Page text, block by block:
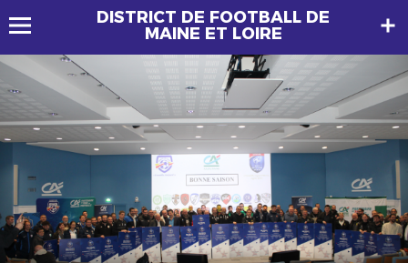
DISTRICT DE FOOTBALL DE
MAINE ET LOIRE